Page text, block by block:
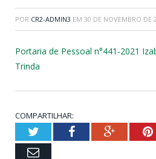
POR CR2-ADMIN3 EM 30 DE NOVEMBRO DE
Portaria de Pessoal n°441-2021
Trinda
COMPARTILHAR:
TwitterFacebookGoogle+
Email